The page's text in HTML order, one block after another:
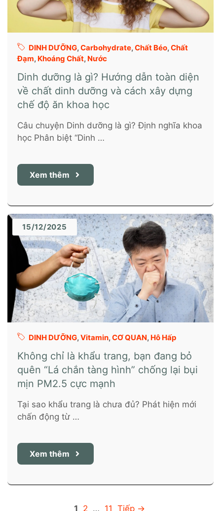
DINH DƯỠNG,Carbohydrate,Chất Béo,Chất
Đạm, Khoáng Chất, Nước
Dinh dưỡng là gì? Hướng dẫn toàn diện
về chất dinh dưỡng và cách xây dựng
chế độ ăn khoa học
Câu chuyện Dinh dưỡng là gì? Định nghĩa khoa
học Phân biệt “Dinh …
Xem thêm
15/12/2025
DINH DƯỠNG,Vitamin,CƠ QUAN, Hô Hấp
Không chỉ là khẩu trang, bạn đang bỏ
quên “Lá chắn tàng hình” chống lại bụi
mịn PM2.5 cực mạnh
Tại sao khẩu trang là chưa đủ? Phát hiện mới
chấn động từ …
Xem thêm
Trang
1 Trang
2 … Trang
11 Tiếp →